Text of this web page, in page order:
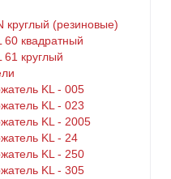
(резиновые)
квадратный
круглый
KL - 005
KL - 023
KL - 2005
KL - 24
KL - 250
KL - 305